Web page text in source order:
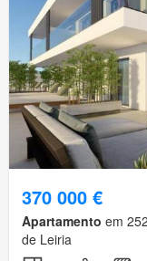
370 000 €
Apartamento em
de Leiria